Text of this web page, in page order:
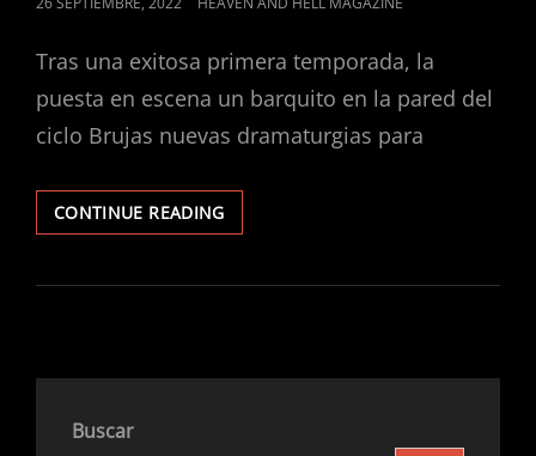
Tras una exitosa primera temporada, la
puesta en escena un barquito en la pared del
ciclo Brujas nuevas dramaturgias para
CONTINUE READINGUNA
PIEZA
DEDICADA
Buscar